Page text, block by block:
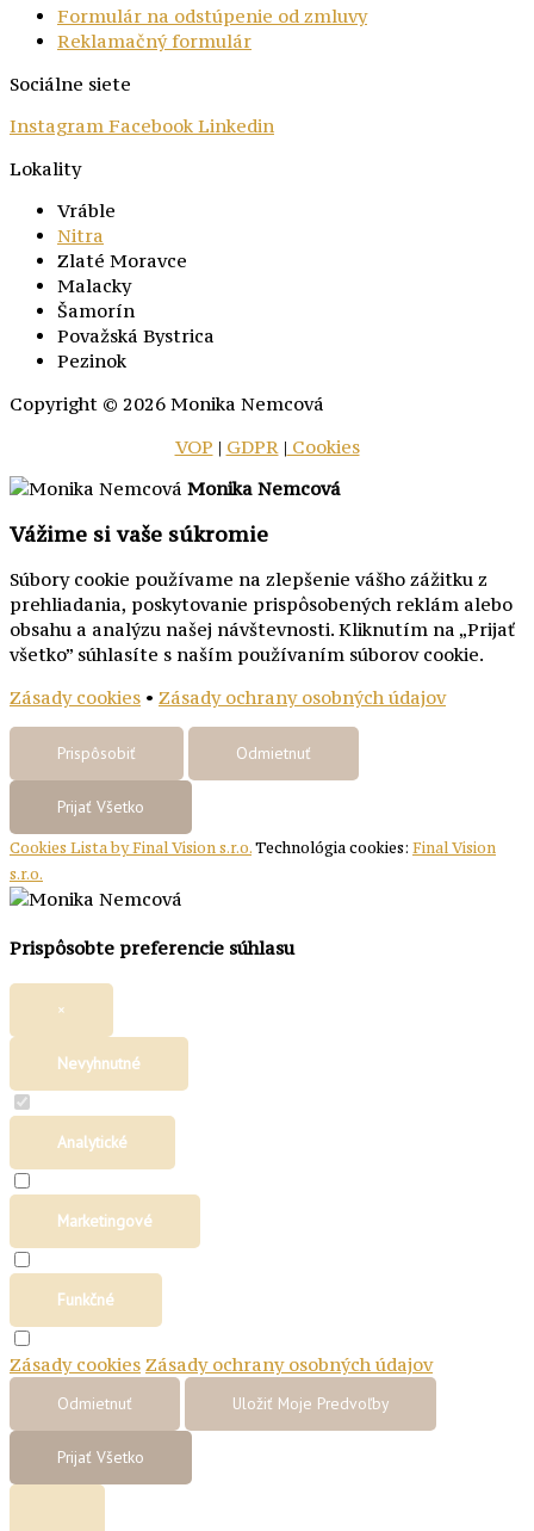
Formulár na odstúpenie od zmluvy
Reklamačný formulár
Sociálne siete
Instagram Facebook Linkedin
Lokality
Vráble
Nitra
Zlaté Moravce
Malacky
Šamorín
Považská Bystrica
Pezinok
Copyright © 2026 Monika Nemcová
VOP | GDPR | Cookies
Monika Nemcová
Vážime si vaše súkromie
Súbory cookie používame na zlepšenie vášho zážitku z
prehliadania, poskytovanie prispôsobených reklám alebo
obsahu a analýzu našej návštevnosti. Kliknutím na „Prijať
všetko” súhlasíte s naším používaním súborov cookie.
Zásady cookies • Zásady ochrany osobných údajov
Prispôsobiť Odmietnuť
Prijať Všetko
Cookies Lista by Final Vision s.r.o.Technológia cookies: Final Vision
s.r.o.
Prispôsobte preferencie súhlasu
×
Nevyhnutné
Analytické
Marketingové
Funkčné
Zásady cookies Zásady ochrany osobných údajov
Odmietnuť Uložiť Moje Predvoľby
Prijať Všetko